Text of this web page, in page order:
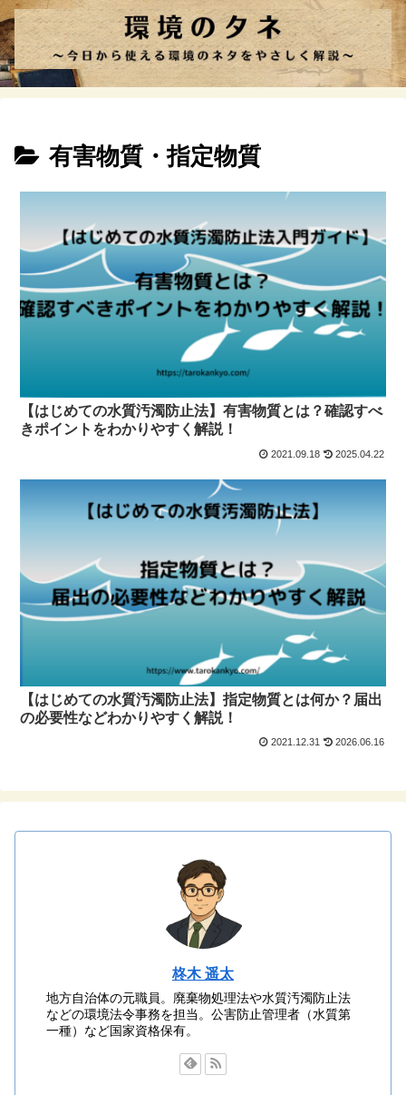
有害物質・指定物質
【はじめての水質汚濁防止法】有害物質とは？確認すべ
きポイントをわかりやすく解説！
2021.09.18 2025.04.22
【はじめての水質汚濁防止法】指定物質とは何か？届出
の必要性などわかりやすく解説！
2021.12.31 2026.06.16
柊木 遥太
地方自治体の元職員。廃棄物処理法や水質汚濁防止法
などの環境法令事務を担当。公害防止管理者（水質第
一種）など国家資格保有。